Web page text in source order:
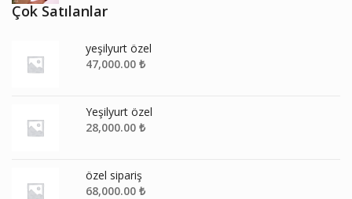
Çok Satılanlar
yeşilyurt özel
47,000.00 ₺
Yeşilyurt özel
28,000.00 ₺
özel sipariş
68,000.00 ₺